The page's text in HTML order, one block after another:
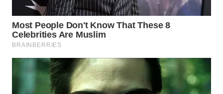
FORJASIDA
TAMBANG
SITUNGIR